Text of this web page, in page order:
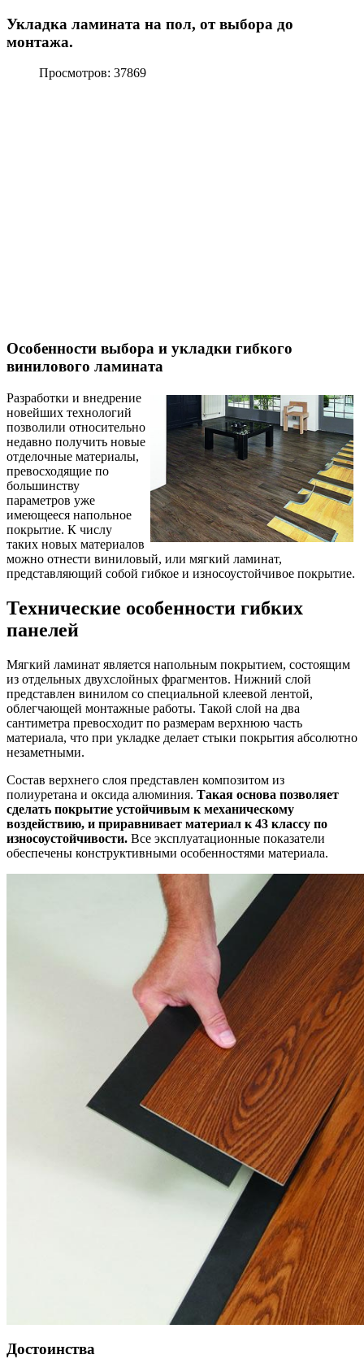
Укладка ламината на пол, от выбора до
монтажа.
Просмотров: 37869
Особенности выбора и укладки гибкого
винилового ламината
Разработки и внедрение
новейших технологий
позволили относительно
недавно получить новые
отделочные материалы,
превосходящие по
большинству
параметров уже
имеющееся напольное
покрытие. К числу
таких новых материалов
можно отнести виниловый, или мягкий ламинат,
представляющий собой гибкое и износоустойчивое покрытие.
Технические особенности гибких
панелей
Мягкий ламинат является напольным покрытием, состоящим
из отдельных двухслойных фрагментов. Нижний слой
представлен винилом со специальной клеевой лентой,
облегчающей монтажные работы. Такой слой на два
сантиметра превосходит по размерам верхнюю часть
материала, что при укладке делает стыки покрытия абсолютно
незаметными.
Состав верхнего слоя представлен композитом из
полиуретана и оксида алюминия. Такая основа позволяет
сделать покрытие устойчивым к механическому
воздействию, и приравнивает материал к 43 классу по
износоустойчивости. Все эксплуатационные показатели
обеспечены конструктивными особенностями материала.
Достоинства